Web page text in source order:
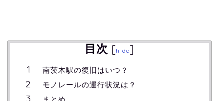
目次 [hide]
南茨木駅の復旧はいつ？
モノレールの運行状況は？